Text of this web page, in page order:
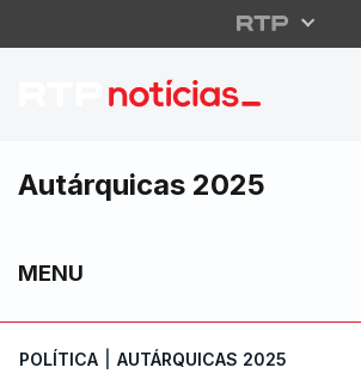
Pedro Duarte
Autárquicas 2025
MENU
POLÍTICA AUTÁRQUICAS 2025